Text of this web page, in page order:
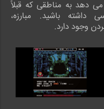
دهد به مناطقی که قبلاً
داشته باشید. مبارزه،
وجود دارد.